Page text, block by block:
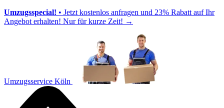
Umzugsspecial! • Jetzt kostenlos anfragen und 23% Rabatt auf Ihr
Angebot erhalten! Nur für kurze Zeit! →
Umzugsservice Köln